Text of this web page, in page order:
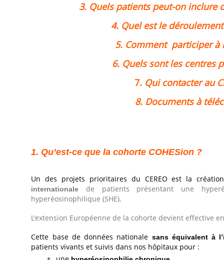
3. Quels patients peut-on inclure
4. Quel est le
5. Comment participer à
6. Quels sont les centres
7. Qui contacter au
8. Documents à
1.Qu’est-ce que la cohorte COHESion ?
Un des projets prioritaires du CEREO est la
internationale
de patients présentant une
hyperéosinophilique (SHE).
L'extension Européenne de la cohorte devient effective
Cette base de données nationale sans équivalent à
patients vivants et suivis dans nos hôpitaux pour :